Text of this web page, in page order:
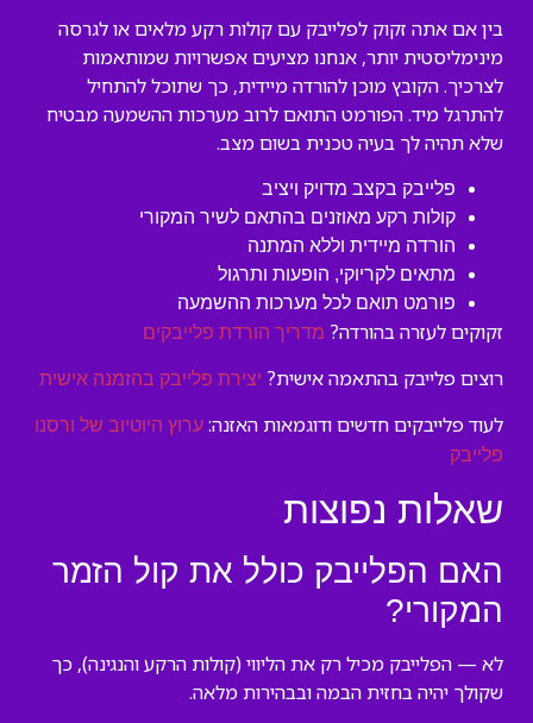
בין אם אתה זקוק לפלייבק עם קולות רקע מלאים או לגרסה
מינימליסטית יותר, אנחנו מציעים אפשרויות שמותאמות
לצרכיך. הקובץ מוכן להורדה מיידית, כך שתוכל להתחיל
להתרגל מיד. הפורמט התואם לרוב מערכות ההשמעה מבטיח
שלא תהיה לך בעיה טכנית בשום מצב.
פלייבק בקצב מדויק ויציב
קולות רקע מאוזנים בהתאם לשיר המקורי
הורדה מיידית וללא המתנה
מתאים לקריוקי, הופעות ותרגול
פורמט תואם לכל מערכות ההשמעה
זקוקים לעזרה בהורדה? מדריך הורדת פלייבקים
רוצים פלייבק בהתאמה אישית? יצירת פלייבק בהזמנה אישית
לעוד פלייבקים חדשים ודוגמאות האזנה: ערוץ היוטיוב של ורסנו
פלייבק
שאלות נפוצות
האם הפלייבק כולל את קול הזמר
המקורי?
לא — הפלייבק מכיל רק את הליווי (קולות הרקע והנגינה), כך
שקולך יהיה בחזית הבמה ובבהירות מלאה.